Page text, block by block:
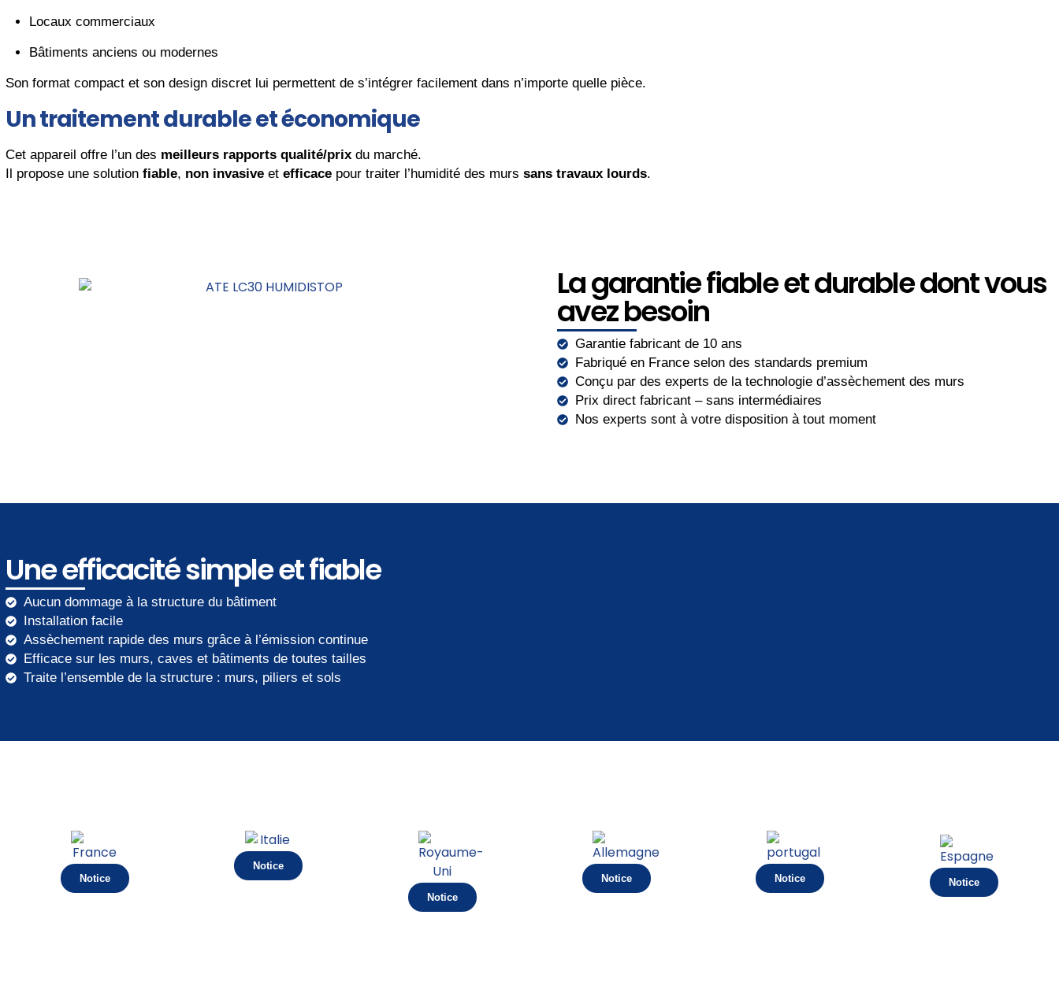
Locaux commerciaux
Bâtiments anciens ou modernes
Son format compact et son design discret lui permettent de s’intégrer facilement dans n’importe quelle pièce.
Un traitement durable et économique
Cet appareil offre l’un des meilleurs rapports qualité/prix du marché.
Il propose une solution fiable, non invasive et efficace pour traiter l’humidité des murs sans travaux lourds.
La garantie fiable et durable dont vous
avez besoin
Garantie fabricant de 10 ans
Fabriqué en France selon des standards premium
Conçu par des experts de la technologie d’assèchement des murs
Prix direct fabricant – sans intermédiaires
Nos experts sont à votre disposition à tout moment
Une efficacité simple et fiable
Aucun dommage à la structure du bâtiment
Installation facile
Assèchement rapide des murs grâce à l’émission continue
Efficace sur les murs, caves et bâtiments de toutes tailles
Traite l’ensemble de la structure : murs, piliers et sols
Notice
Notice
Notice
Notice Notice Notice